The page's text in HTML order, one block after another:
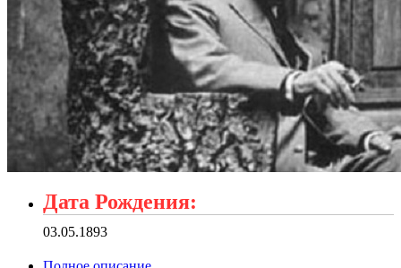
Дата Рождения:
03.05.1893